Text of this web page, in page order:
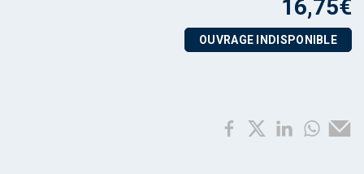
16,75€
OUVRAGE INDISPONIBLE